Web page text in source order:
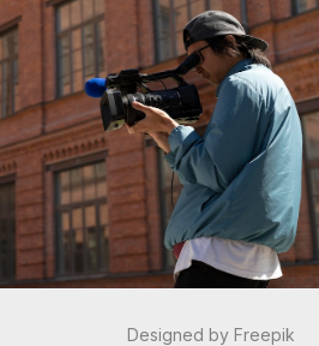
Designed by Freepik